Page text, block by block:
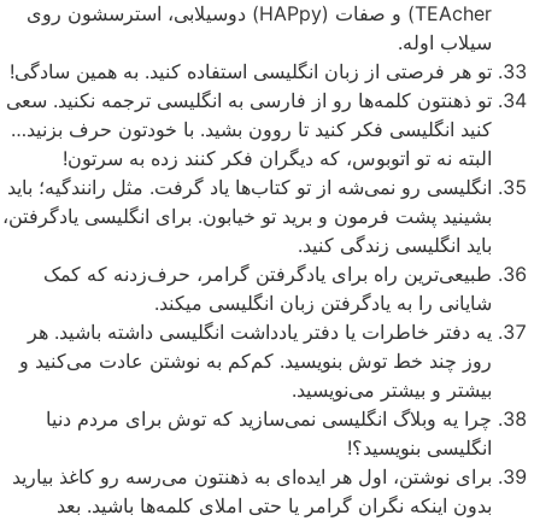
TEAcher) و صفات (HAPpy) دوسیلابی، استرسشون روی
سیلاب اوله.
تو هر فرصتی از زبان انگلیسی استفاده کنید. به همین سادگی!
تو ذهنتون کلمه‌ها رو از فارسی به انگلیسی ترجمه نکنید. سعی
کنید انگلیسی فکر کنید تا روون بشید. با خودتون حرف بزنید…
البته نه تو اتوبوس، که دیگران فکر کنند زده به سرتون!
انگلیسی رو نمی‌شه از تو کتاب‌ها یاد گرفت. مثل رانندگیه؛ باید
بشینید پشت فرمون و برید تو خیابون. برای انگلیسی یادگرفتن،
باید انگلیسی زندگی کنید.
طبیعی‌ترین راه برای یادگرفتن گرامر، حرف‌زدنه که کمک
شایانی را به یادگرفتن زبان انگلیسی میکند.
یه دفتر خاطرات یا دفتر یادداشت انگلیسی داشته باشید. هر
روز چند خط توش بنویسید. کم‌کم به نوشتن عادت می‌کنید و
بیشتر و بیشتر می‌نویسید.
چرا یه وبلاگ انگلیسی نمی‌سازید که توش برای مردم دنیا
انگلیسی بنویسید؟!
برای نوشتن، اول هر ایده‌ای به ذهنتون می‌رسه رو کاغذ بیارید
بدون اینکه نگران گرامر یا حتی املای کلمه‌ها باشید. بعد